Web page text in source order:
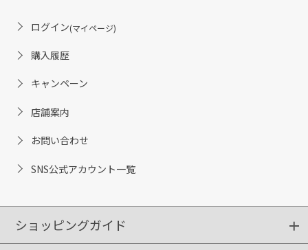
ログイン(マイページ)
購入履歴
キャンペーン
店舗案内
お問い合わせ
SNS公式アカウント一覧
ショッピングガイド